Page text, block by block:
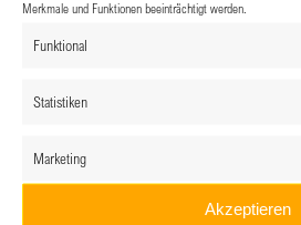
Merkmale und Funktionen beeinträchtigt werden.
Funktional
Statistiken
Marketing
Akzeptieren